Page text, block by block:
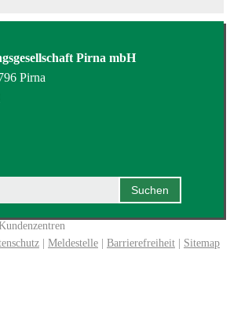
Pirna mbH
Pirna
| Meldestelle | Barrierefreiheit | Sitemap